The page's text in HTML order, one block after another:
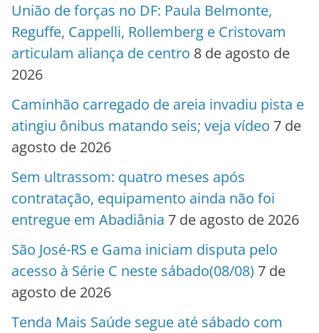
União de forças no DF: Paula Belmonte,
Reguffe, Cappelli, Rollemberg e Cristovam
articulam aliança de centro 8 de agosto de
2026
Caminhão carregado de areia invadiu pista e
atingiu ônibus matando seis; veja vídeo 7 de
agosto de 2026
Sem ultrassom: quatro meses após
contratação, equipamento ainda não foi
entregue em Abadiânia 7 de agosto de 2026
São José-RS e Gama iniciam disputa pelo
acesso à Série C neste sábado(08/08) 7 de
agosto de 2026
Tenda Mais Saúde segue até sábado com